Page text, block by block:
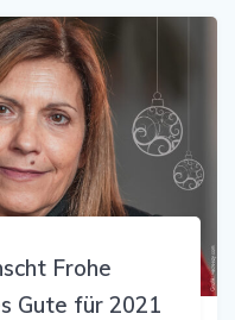
Frohe
Gute für 2021